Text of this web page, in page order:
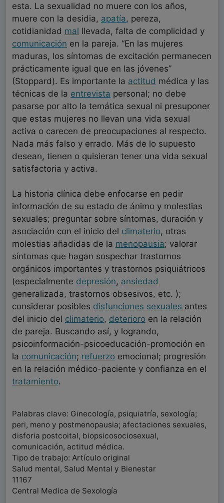
esta. La sexualidad no muere con los años,
muere con la desidia, apatía, pereza,
cotidianidad mal llevada, falta de complicidad y
comunicación en la pareja. “En las mujeres
maduras, los síntomas de excitación permanecen
prácticamente igual que en las jóvenes”
(Stoppard). Es importante la actitud médica y las
técnicas de la entrevista personal; no debe
pasarse por alto la temática sexual ni presuponer
que estas mujeres no llevan una vida sexual
activa o carecen de preocupaciones al respecto.
Nada más falso y errado. Más de lo supuesto
desean, tienen o quisieran tener una vida sexual
satisfactoria y activa.
La historia clínica debe enfocarse en pedir
información de su estado de ánimo y molestias
sexuales; preguntar sobre síntomas, duración y
asociación con el inicio del climaterio, otras
molestias añadidas de la menopausia; valorar
síntomas que hagan sospechar trastornos
orgánicos importantes y trastornos psiquiátricos
(especialmente depresión, ansiedad
generalizada, trastornos obsesivos, etc. );
considerar posibles disfunciones sexuales antes
del inicio del climaterio, deterioro en la relación
de pareja. Buscando así, y logrando,
psicoinformación-psicoeducación-promoción en
la comunicación; refuerzo emocional; progresión
en la relación médico-paciente y confianza en el
tratamiento.
Palabras clave: Ginecología, psiquiatría, sexología;
peri, meno y postmenopausia; afectaciones sexuales,
disforia postcoital, biopsicosociosexual,
comunicación, actitud médica.
Tipo de trabajo: Artículo original
Salud mental, Salud Mental y Bienestar
11167
Central Medica de Sexología